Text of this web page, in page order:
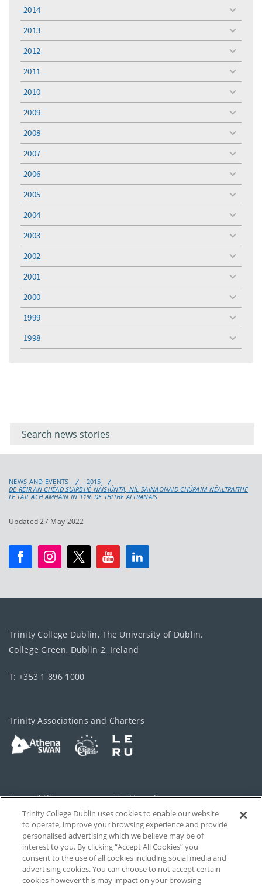
menu
2014
toggle
menu
2013
toggle
menu
2012
toggle
menu
2011
toggle
menu
2010
toggle
menu
2009
toggle
menu
2008
toggle
menu
2007
toggle
menu
2006
toggle
menu
2005
toggle
menu
2004
toggle
menu
2003
toggle
menu
2002
toggle
menu
2001
toggle
menu
2000
toggle
menu
1999
toggle
menu
1998
toggle
menu
keyword
NEWS AND EVENTS
2015
DE RÉIR AN CHÉAD SUIRBHÉ NÁISIÚNTA, NÍL SAINAONAID CHÚRAIM NÉALTRAITHE
LE FÁIL ACH AMHÁIN IN 11% DE THITHE ALTRANAIS
Updated 27 May 2022
Trinity College Dublin, The University of Dublin.
College Green, Dublin 2, Ireland
T: +353 1 896 1000
Trinity Associations and Charters
Accessibility Cookie policy
Privacy Cookies Settings
Disclaimer Contact
T-Net
Trinity College Dublin uses cookies to enable our website
to operate, improve your browsing experience and provide
personalised advertising which we believe may be of
interest to you. By clicking “Accept All Cookies” you
consent to the use of all cookies including social media and
advertising cookies. You can choose to not accept certain
cookies however this may impact on your browsing